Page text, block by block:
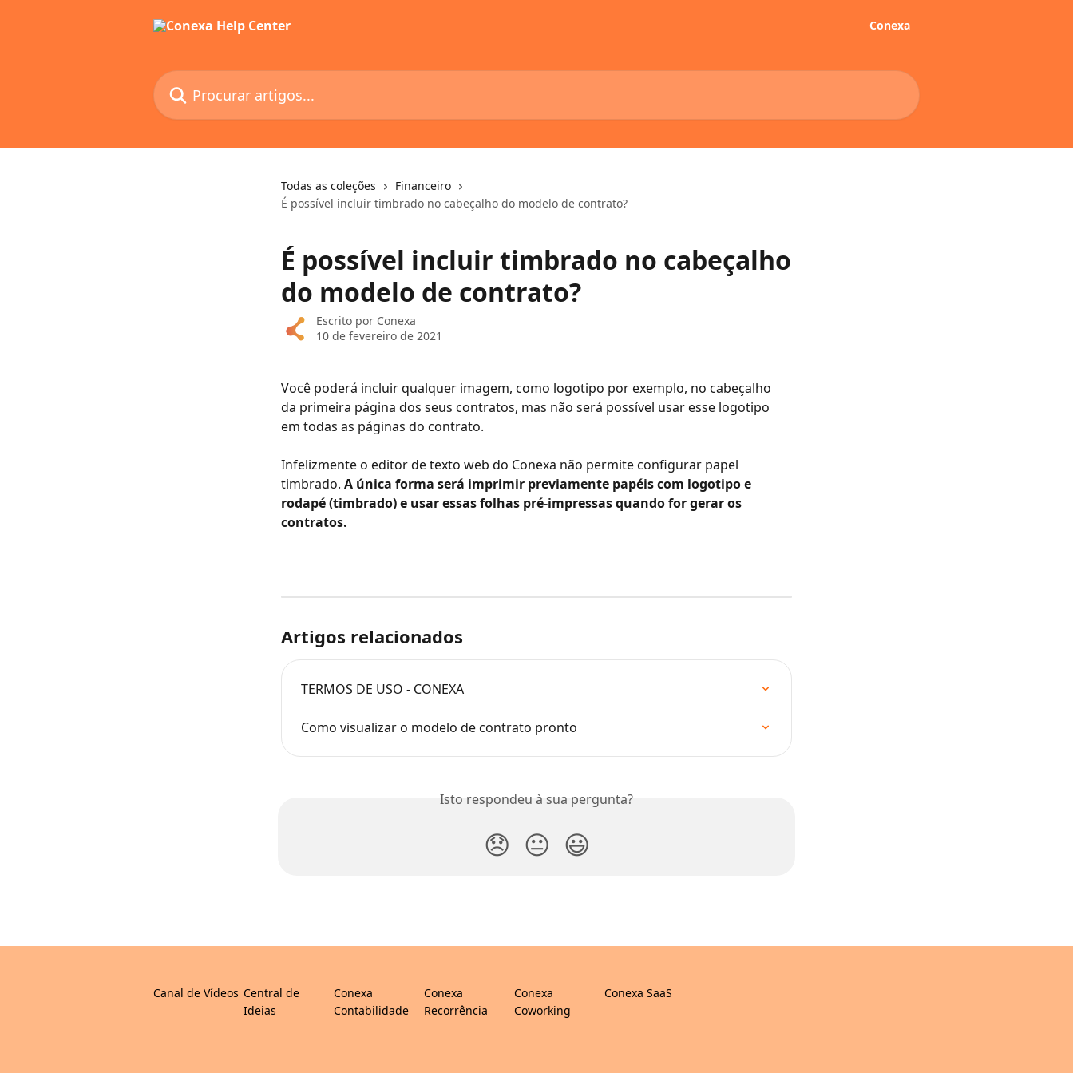
Conexa
Procurar artigos...
Todas as coleções
Financeiro
É possível incluir timbrado no cabeçalho do modelo de contrato?
É possível incluir timbrado no cabeçalho
do modelo de contrato?
Escrito por Conexa
10 de fevereiro de 2021
Você poderá incluir qualquer imagem, como logotipo por exemplo, no cabeçalho
da primeira página dos seus contratos, mas não será possível usar esse logotipo
em todas as páginas do contrato.
Infelizmente o editor de texto web do Conexa não permite configurar papel
timbrado. A única forma será imprimir previamente papéis com logotipo e
rodapé (timbrado) e usar essas folhas pré-impressas quando for gerar os
contratos.
Artigos relacionados
TERMOS DE USO - CONEXA
Como visualizar o modelo de contrato pronto
Isto respondeu à sua pergunta?
😞 😐 😃
Canal de Vídeos Central de
Ideias
Conexa
Contabilidade
Conexa
Recorrência
Conexa
Coworking
Conexa SaaS